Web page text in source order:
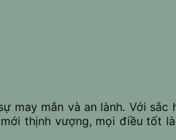
may mắn và an lành. Với
thịnh vượng, mọi điều tốt